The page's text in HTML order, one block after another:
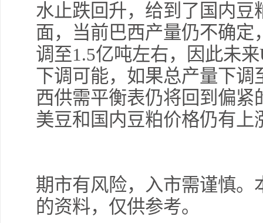
水止跌回升，给到了国内
面，当前巴西产量仍不确
调至1.5亿吨左右，因此未
下调可能，如果总产量下调
西供需平衡表仍将回到偏
美豆和国内豆粕价格仍有上
期市有风险，入市需谨慎
的资料，仅供参考。